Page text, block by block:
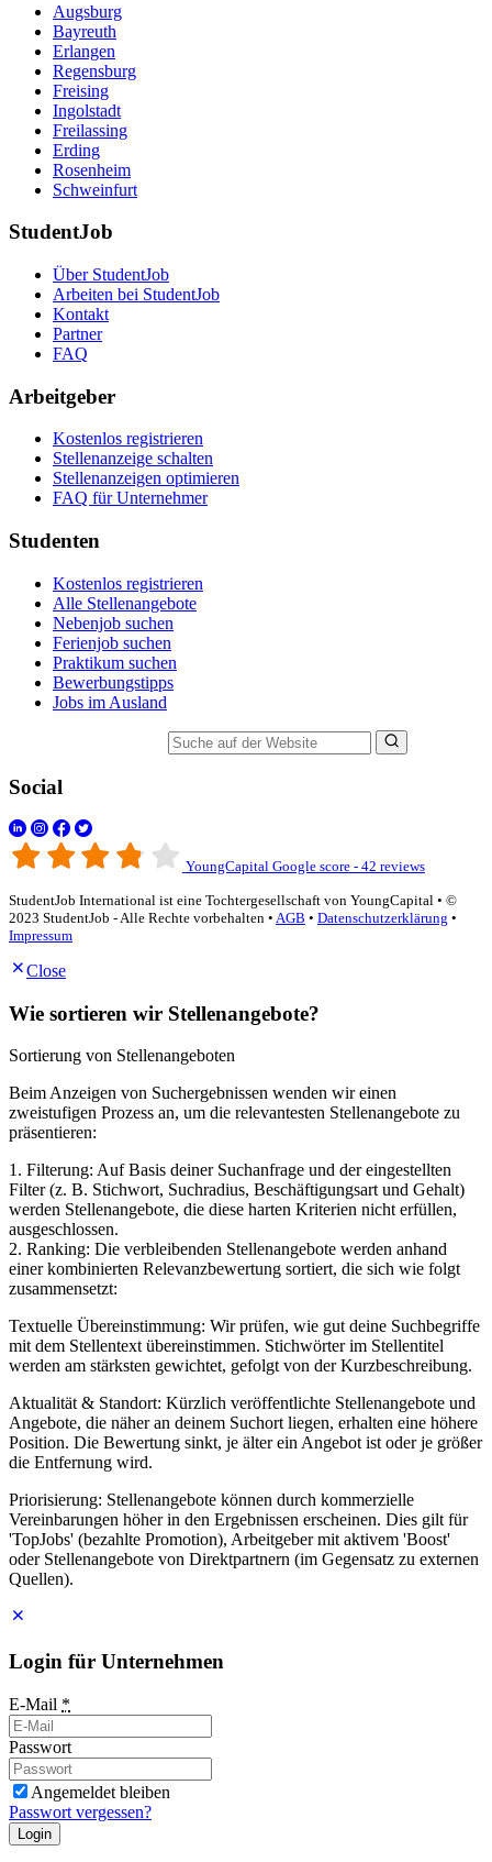
Augsburg
Bayreuth
Erlangen
Regensburg
Freising
Ingolstadt
Freilassing
Erding
Rosenheim
Schweinfurt
StudentJob
Über StudentJob
Arbeiten bei StudentJob
Kontakt
Partner
FAQ
Arbeitgeber
Kostenlos registrieren
Stellenanzeige schalten
Stellenanzeigen optimieren
FAQ für Unternehmer
Studenten
Kostenlos registrieren
Alle Stellenangebote
Nebenjob suchen
Ferienjob suchen
Praktikum suchen
Bewerbungstipps
Jobs im Ausland
Social
YoungCapital Google score - 42 reviews
StudentJob International ist eine Tochtergesellschaft von YoungCapital • ©
2023 StudentJob - Alle Rechte vorbehalten • AGB • Datenschutzerklärung •
Impressum
Close
Wie sortieren wir Stellenangebote?
Sortierung von Stellenangeboten
Beim Anzeigen von Suchergebnissen wenden wir einen
zweistufigen Prozess an, um die relevantesten Stellenangebote zu
präsentieren:
1. Filterung: Auf Basis deiner Suchanfrage und der eingestellten
Filter (z. B. Stichwort, Suchradius, Beschäftigungsart und Gehalt)
werden Stellenangebote, die diese harten Kriterien nicht erfüllen,
ausgeschlossen.
2. Ranking: Die verbleibenden Stellenangebote werden anhand
einer kombinierten Relevanzbewertung sortiert, die sich wie folgt
zusammensetzt:
Textuelle Übereinstimmung: Wir prüfen, wie gut deine Suchbegriffe
mit dem Stellentext übereinstimmen. Stichwörter im Stellentitel
werden am stärksten gewichtet, gefolgt von der Kurzbeschreibung.
Aktualität & Standort: Kürzlich veröffentlichte Stellenangebote und
Angebote, die näher an deinem Suchort liegen, erhalten eine höhere
Position. Die Bewertung sinkt, je älter ein Angebot ist oder je größer
die Entfernung wird.
Priorisierung: Stellenangebote können durch kommerzielle
Vereinbarungen höher in den Ergebnissen erscheinen. Dies gilt für
'TopJobs' (bezahlte Promotion), Arbeitgeber mit aktivem 'Boost'
oder Stellenangebote von Direktpartnern (im Gegensatz zu externen
Quellen).
Login für Unternehmen
E-Mail *
Passwort
Angemeldet bleiben
Passwort vergessen?
Login